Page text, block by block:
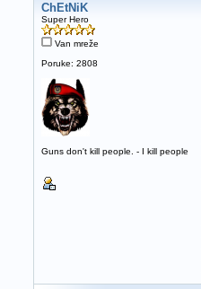
ChEtNiK
Super Hero
Van mreže
Poruke: 2808
Guns don't kill people. - I kill people